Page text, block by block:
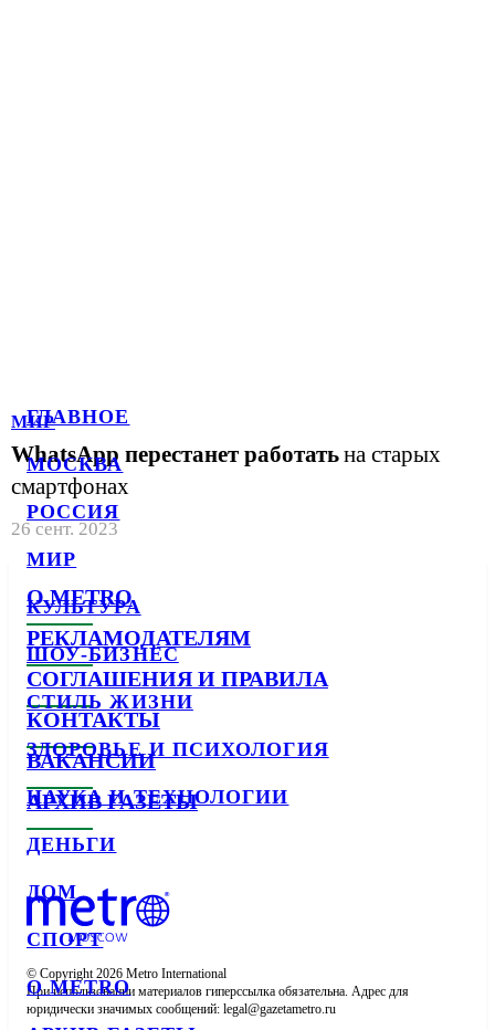
ГЛАВНОЕ
МОСКВА
РОССИЯ
МИР
КУЛЬТУРА
ШОУ-БИЗНЕС
СТИЛЬ ЖИЗНИ
ЗДОРОВЬЕ И ПСИХОЛОГИЯ
НАУКА И ТЕХНОЛОГИИ
ДЕНЬГИ
ДОМ
СПОРТ
О METRO
МИР
WhatsApp перестанет работатьна старых
смартфонах
26 сент. 2023
О METRO
РЕКЛАМОДАТЕЛЯМ
СОГЛАШЕНИЯ И ПРАВИЛА
КОНТАКТЫ
ВАКАНСИИ
АРХИВ ГАЗЕТЫ
© Copyright 2026 Metro International
При использовании материалов гиперссылка обязательна. Адрес для
юридически значимых сообщений: